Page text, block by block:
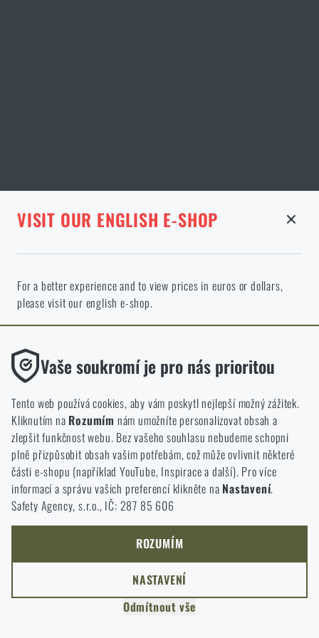
STRÁNKA V DANÉM JAZYCE NEEXISTUJE
Ve vámi vybraném jazyce stránka neexistuje. Můžete tedy zůstat
zde, nebo přejít na hlavní stránku cílového jazyka. Jakou možnost
si vyberete?
ZŮSTANU TADY
PŘEJÍT DO KOŠÍKU
ODEJÍT
ROZUMÍM, POKRAČOVAT
VISIT OUR ENGLISH E-SHOP
For a better experience and to view prices in euros or dollars,
please visit our english e-shop.
I WILL STAY HERE
GO TO RIGAD.COM
Vaše soukromí je pro nás prioritou
Tento web používá cookies, aby vám poskytl nejlepší možný zážitek.
Kliknutím na Rozumím nám umožníte personalizovat obsah a
zlepšit funkčnost webu. Bez vašeho souhlasu nebudeme schopni
plně přizpůsobit obsah vašim potřebám, což může ovlivnit některé
části e-shopu (například YouTube, Inspirace a další). Pro více
informací a správu vašich preferencí klikněte na Nastavení.
Safety Agency, s.r.o., IČ: 287 85 606
Funkční
Bez nich by náš web vůbec nefungoval. U těchto cookies není
možné zakázat jejich ukládání.
Analytické
Do těchto cookies se anonymně ukládá, jakým způsobem
procházíte a používáte náš web. Pomáhají nám lépe chápat, co
se našim zákazníkům líbí a kterým směrem se máme ubírat.
Marketingové
Tyto cookies nám pomáhají optimalizovat reklamu směřující na
náš e-shop, aby byla co nejvíce efektivní a náš obchod se mohl
neustále rozvíjet a zlepšovat.
Díky těmto cookies dokážeme reklamu personalizovat a nabízet
ROZUMÍM
NASTAVENÍ
Odmítnout vše